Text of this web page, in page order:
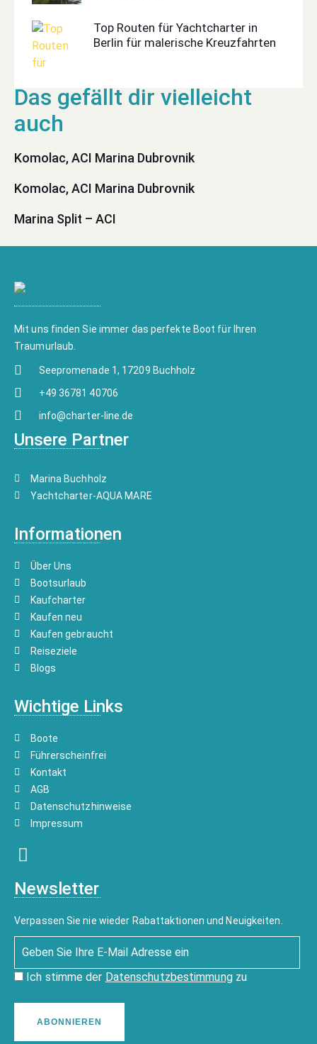
Top Routen für Yachtcharter in
Berlin für malerische Kreuzfahrten
Komolac, ACI Marina Dubrovnik
Komolac, ACI Marina Dubrovnik
Marina Split – ACI
Mit uns finden Sie immer das perfekte Boot für Ihren
Traumurlaub.
Seepromenade 1, 17209 Buchholz
+49 36781 40706
info@charter-line.de
Unsere Partner
Marina Buchholz
Yachtcharter-AQUA MARE
Informationen
Über Uns
Bootsurlaub
Kaufcharter
Kaufen neu
Kaufen gebraucht
Reiseziele
Blogs
Wichtige Links
Boote
Führerscheinfrei
Kontakt
AGB
Datenschutzhinweise
Impressum
Newsletter
Verpassen Sie nie wieder Rabattaktionen und Neuigkeiten.
Ich stimme der Datenschutzbestimmungzu
ABONNIEREN